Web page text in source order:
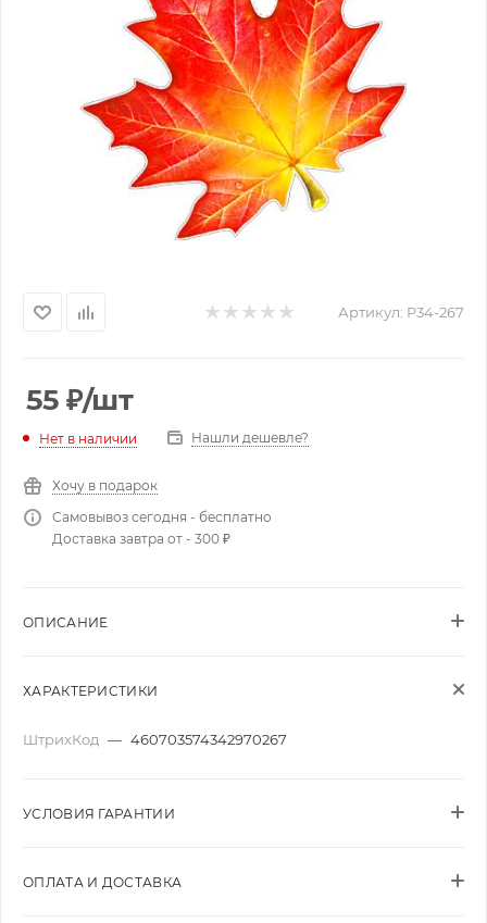
Артикул: P34-267
55 ₽/шт
Нет в наличии Нашли дешевле?
Хочу в подарок
Самовывоз сегодня - бесплатно
Доставка завтра от - 300 ₽
ОПИСАНИЕ
ХАРАКТЕРИСТИКИ
ШтрихКод — 460703574342970267
УСЛОВИЯ ГАРАНТИИ
ОПЛАТА И ДОСТАВКА